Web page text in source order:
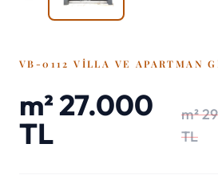
VB-0112 VILLA VE APARTMAN
m² 27.000
TL
m²
TL